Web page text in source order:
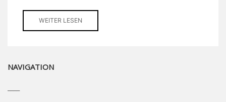
WEITER LESEN
NAVIGATION